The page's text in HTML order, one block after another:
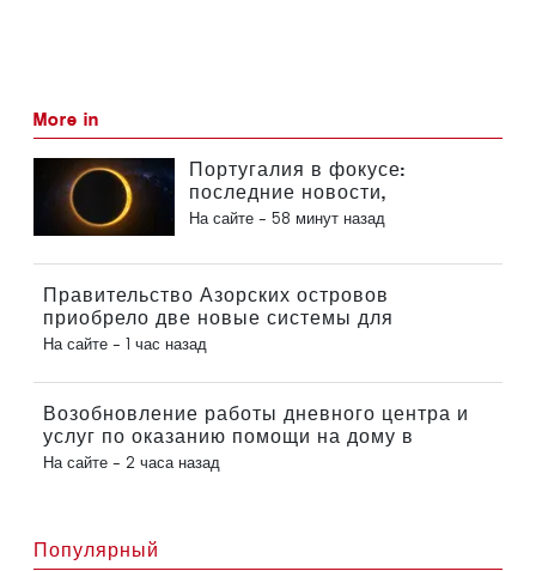
More in
Португалия в фокусе:
последние новости,
актуальные события из мира
новости, которые попали в
заголовки
На сайте - 58 минут назад
Правительство Азорских островов
приобрело две новые системы для
роботизированной хирургии
На сайте - 1 час назад
Возобновление работы дневного центра и
услуг по оказанию помощи на дому в
муниципалитете Португалии
На сайте - 2 часа назад
Популярный